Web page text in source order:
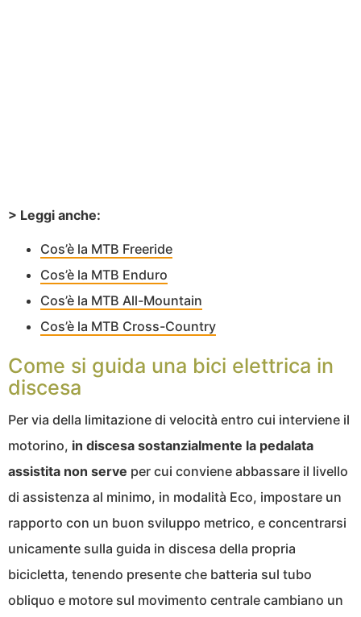
> Leggi anche:
Cos’è la MTB Freeride
Cos’è la MTB Enduro
Cos’è la MTB All-Mountain
Cos’è la MTB Cross-Country
Come si guida una bici elettrica in
discesa
Per via della limitazione di velocità entro cui interviene il
motorino, in discesa sostanzialmente la pedalata
assistita non serve per cui conviene abbassare il livello
di assistenza al minimo, in modalità Eco, impostare un
rapporto con un buon sviluppo metrico, e concentrarsi
unicamente sulla guida in discesa della propria
bicicletta, tenendo presente che batteria sul tubo
obliquo e motore sul movimento centrale cambiano un